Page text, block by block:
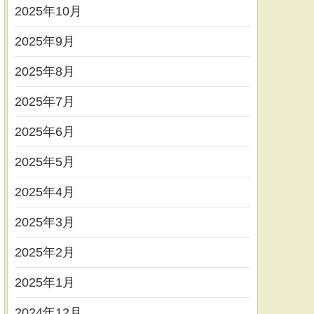
2025年10月
2025年9月
2025年8月
2025年7月
2025年6月
2025年5月
2025年4月
2025年3月
2025年2月
2025年1月